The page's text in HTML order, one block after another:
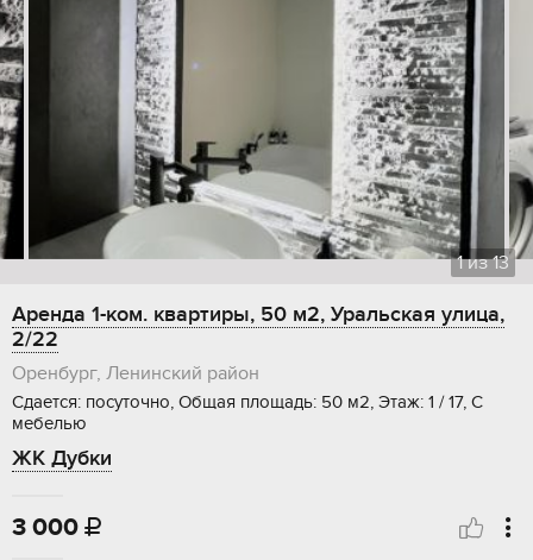
1из13
Аренда 1-ком. квартиры, 50 м2, Уральская улица,
2/22
Оренбург, Ленинский район
Сдается: посуточно, Общая площадь: 50 м2, Этаж: 1 / 17, С
мебелью
ЖК Дубки
3 000 